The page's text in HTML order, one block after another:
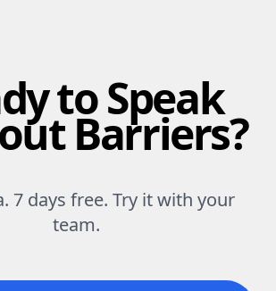
to Speak
Barriers?
7 days free. Try it with your
team.